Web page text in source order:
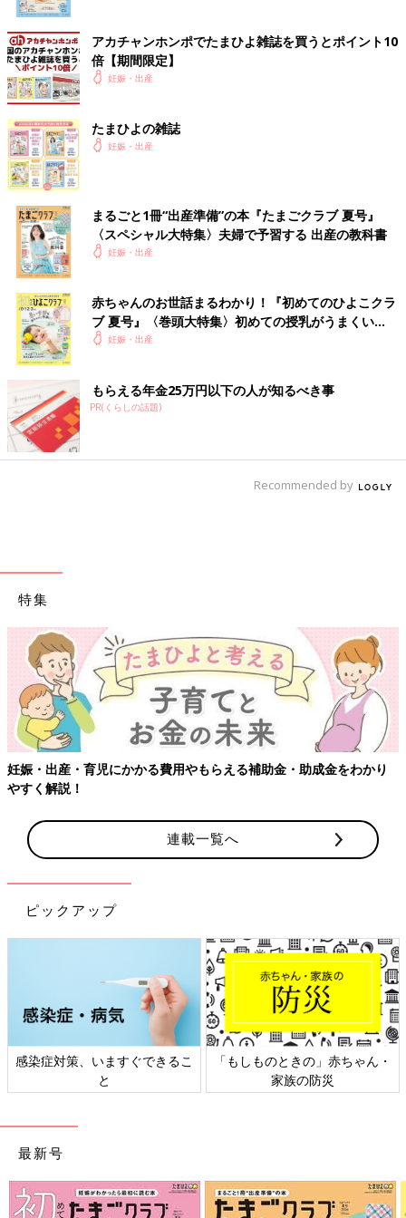
アカチャンホンポでたまひよ雑誌を買うとポイント10
倍【期間限定】
妊娠・出産
たまひよの雑誌
妊娠・出産
まるごと1冊“出産準備”の本『たまごクラブ 夏号』
〈スペシャル大特集〉夫婦で予習する 出産の教科書
妊娠・出産
赤ちゃんのお世話まるわかり！『初めてのひよこクラ
ブ 夏号』〈巻頭大特集〉初めての授乳がうまくい
く！ おっぱい・ミルクの基本と夏のトラブル 解決テ
妊娠・出産
もらえる年金25万円以下の人が知るべき事
PR(くらしの話題)
Recommended by
特集
妊娠・出産・育児にかかる費用やもらえる補助金・助成金をわかり
やすく解説！
連載一覧へ
ピックアップ
感染症対策、いますぐできるこ
と
「もしものときの」赤ちゃん・
家族の防災
最新号